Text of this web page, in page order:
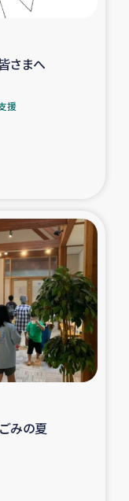
家生産支援
支援
プの生計支援
栄養改善事業
養改善事業
さまへ
援
みの夏